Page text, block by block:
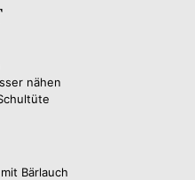
nähen
Bärlauch